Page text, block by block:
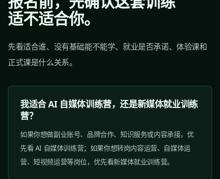
适不适合你。
先看适合谁、没有基础能不能学、就业是否承诺、体验课和
正式课是什么关系。
我适合 AI 自媒体训练营，还是新媒体就业训练
营？
如果你想做副业账号、品牌合作、知识服务或内容承接，优
先看 AI 自媒体训练营；如果你想转岗内容运营、自媒体运
营、短视频运营等岗位，优先看新媒体就业训练营。